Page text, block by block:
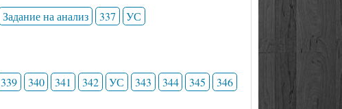
Задание на анализ 337 УС
339 340 341 342 УС 343 344 345
346